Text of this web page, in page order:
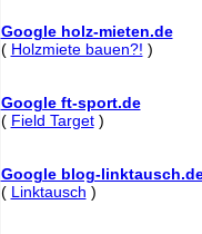
Google holz-mieten.de
( Holzmiete bauen?! )
Google ft-sport.de
( Field Target)
Google blog-
( Linktausch )